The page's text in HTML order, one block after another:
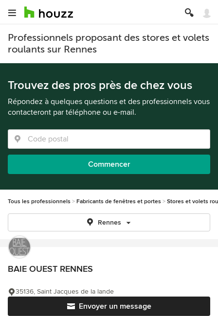
Professionnels proposant des stores et volets
roulants sur Rennes
Trouvez des pros près de chez vous
Répondez à quelques questions et des professionnels vous
contacteront par téléphone ou e-mail.
Commencer
Tous les professionnels Fabricants de fenêtres et portes Stores et volets
Rennes
BAIE OUEST RENNES
Envoyer un message
35136, Saint Jacques de la lande